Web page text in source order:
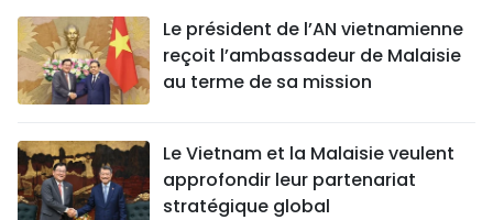
Le président de l’AN vietnamienne
reçoit l’ambassadeur de Malaisie
au terme de sa mission
Le Vietnam et la Malaisie veulent
approfondir leur partenariat
stratégique global